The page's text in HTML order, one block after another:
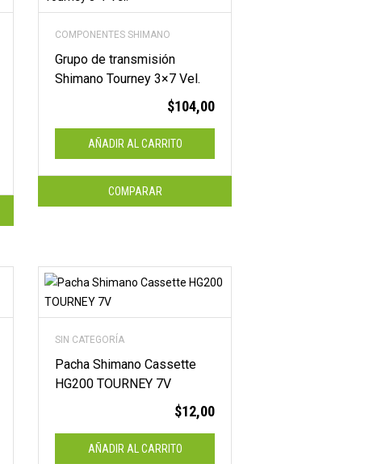
COMPONENTES SHIMANO
Grupo de transmisión
Shimano Tourney 3×7 Vel.
$104,00
AÑADIR AL CARRITO
COMPARAR
SIN CATEGORÍA
Pacha Shimano Cassette
HG200 TOURNEY 7V
$12,00
AÑADIR AL CARRITO